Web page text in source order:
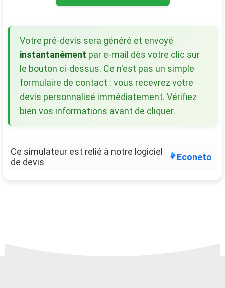
Votre pré-devis sera généré et envoyé
instantanément par e-mail dès votre clic sur
le bouton ci-dessus. Ce n'est pas un simple
formulaire de contact : vous recevrez votre
devis personnalisé immédiatement. Vérifiez
bien vos informations avant de cliquer.
Ce simulateur est relié à notre logiciel
de devis
Econeto